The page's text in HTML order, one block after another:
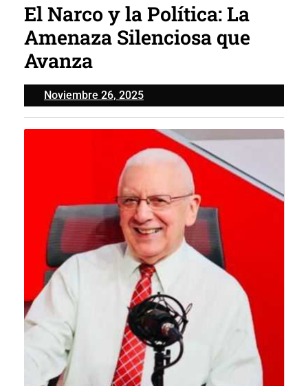
El Narco y la Política: La
Amenaza Silenciosa que
Avanza
Noviembre 26, 2025Noviembre
26,
2025